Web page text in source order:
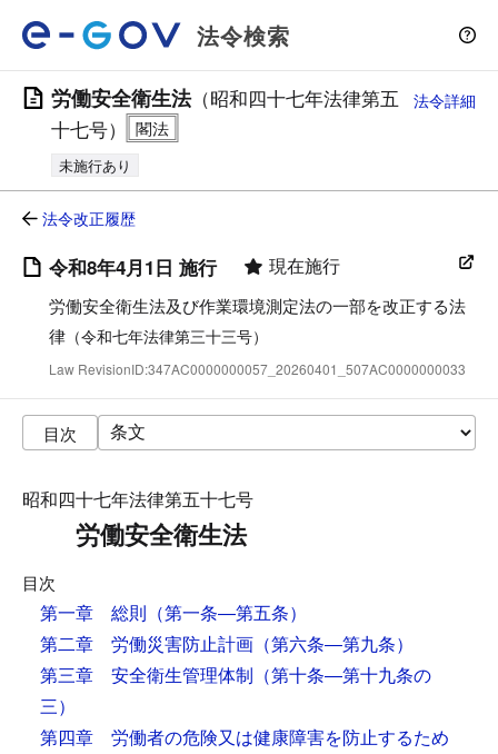
法令検索
労働安全衛生法（昭和四十七年法律第五
十七号）
未施行あり
法令詳細
法令改正履歴
令和8年4月1日 施行 現在施行
労働安全衛生法及び作業環境測定法の一部を改正する法
律 （令和七年法律第三十三号）
Law RevisionID:347AC0000000057_20260401_507AC0000000033
目次
昭和四十七年法律第五十七号
労働安全衛生法
目次
第一章 総則 （第一条―第五条）
第二章 労働災害防止計画 （第六条―第九条）
第三章 安全衛生管理体制 （第十条―第十九条の
三）
第四章 労働者の危険又は健康障害を防止するため